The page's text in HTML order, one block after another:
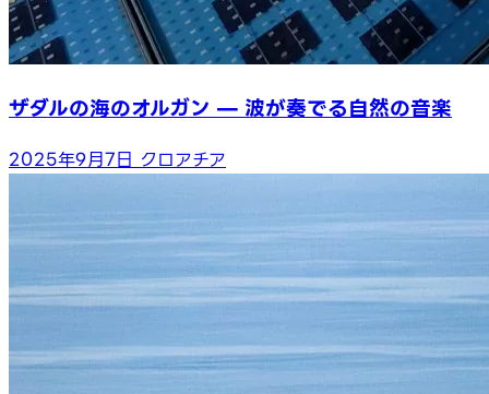
ザダルの海のオルガン — 波が奏でる自然の音楽
2025年9月7日 クロアチア